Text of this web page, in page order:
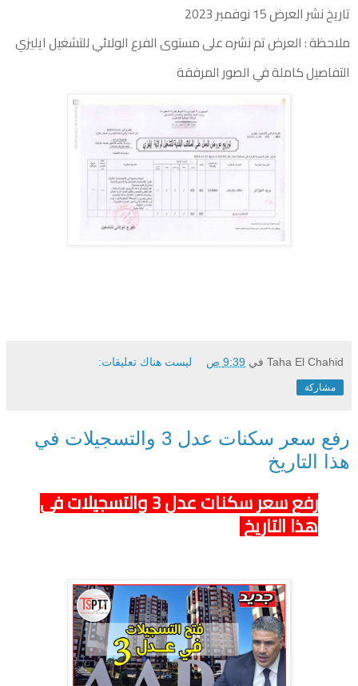
تاريخ نشر العرض 15 نوفمبر 2023
ملاحظة : العرض تم نشره على مستوى الفرع الولائي للتشغيل ايليزي
التفاصيل كاملة في الصور المرفقة
Taha El Chahid في 9:39 ص ليست هناك تعليقات:
مشاركة
رفع سعر سكنات عدل 3 والتسجيلات في
هذا التاريخ
رفع سعر سكنات عدل 3 والتسجيلات في
هذا التاريخ